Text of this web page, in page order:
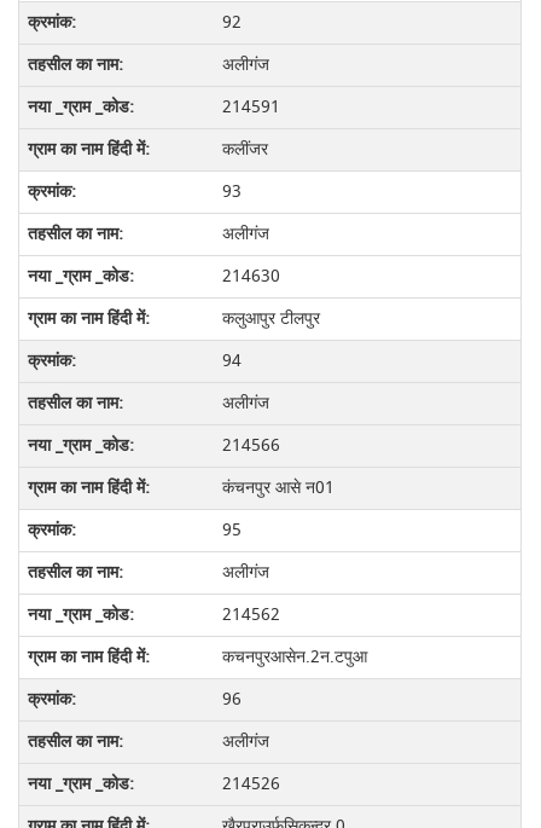
92
अलीगंज
214591
कलींजर
93
अलीगंज
214630
कलुआपुर टीलपुर
94
अलीगंज
214566
कंचनपुर आसे न01
95
अलीगंज
214562
कचनपुरआसेन.2न.टपुआ
96
अलीगंज
214526